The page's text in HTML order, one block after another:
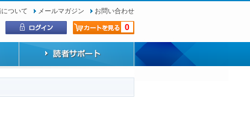
ついて メールマガジン お問い合わせ
0